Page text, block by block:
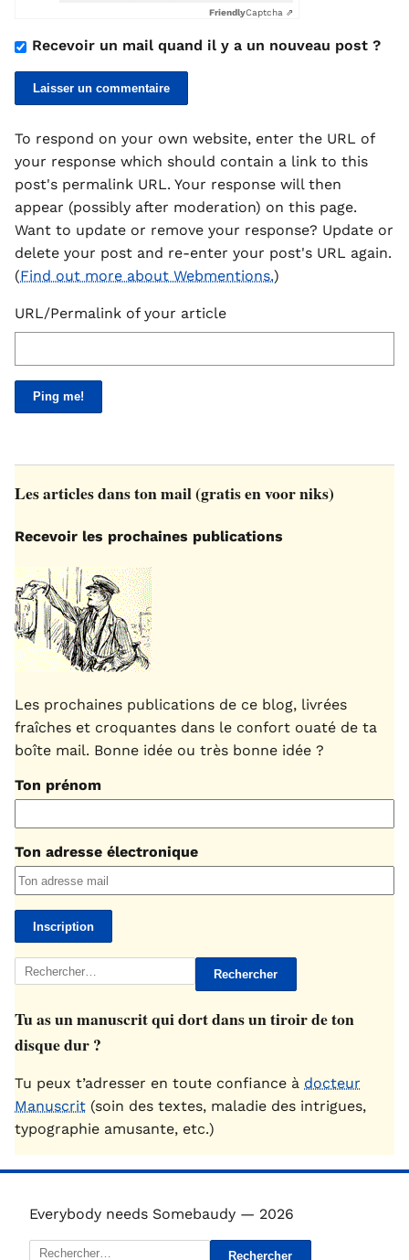
FriendlyCaptcha ⇗
Recevoir un mail quand il y a un nouveau post ?
To respond on your own website, enter the URL of
your response which should contain a link to this
post's permalink URL. Your response will then
appear (possibly after moderation) on this page.
Want to update or remove your response? Update or
delete your post and re-enter your post's URL again.
(Find out more about Webmentions.)
URL/Permalink of your article
Les articles dans ton mail (gratis en voor niks)
Recevoir les prochaines publications
Les prochaines publications de ce blog, livrées
fraîches et croquantes dans le confort ouaté de ta
boîte mail. Bonne idée ou très bonne idée ?
Ton prénom
Ton adresse électronique
Rechercher :
Tu as un manuscrit qui dort dans un tiroir de ton
disque dur ?
Tu peux t’adresser en toute confiance à docteur
Manuscrit (soin des textes, maladie des intrigues,
typographie amusante, etc.)
Everybody needs Somebaudy — 2026
Rechercher :